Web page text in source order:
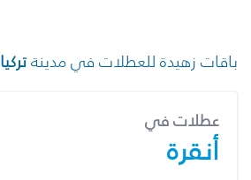
باقات زهيدة للعطلات في مدينةتركيا
عطلات في
أنقرة